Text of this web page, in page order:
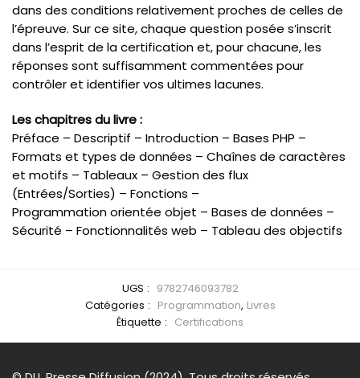
dans des conditions relativement proches de celles de
l’épreuve. Sur ce site, chaque question posée s’inscrit
dans l’esprit de la certification et, pour chacune, les
réponses sont suffisamment commentées pour
contrôler et identifier vos ultimes lacunes.
Les chapitres du livre :
Préface – Descriptif – Introduction – Bases PHP –
Formats et types de données – Chaînes de caractères
et motifs – Tableaux – Gestion des flux
(Entrées/Sorties) – Fonctions –
Programmation orientée objet – Bases de données –
Sécurité – Fonctionnalités web – Tableau des objectifs
UGS : 9782746093782
Catégories : Programmation, Livres
Étiquette : Certifications